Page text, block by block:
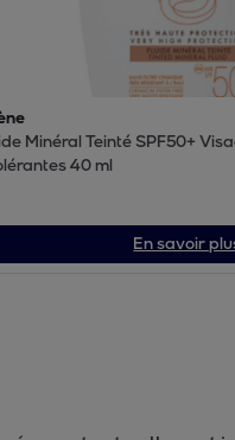
Minéral Teinté SPF50+
40 ml
En savoir